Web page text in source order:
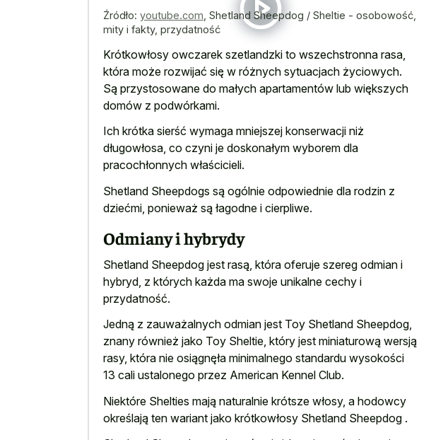
Źródło: youtube.com Shetland Sheepdog / Sheltie - osobowość,
mity i fakty, przydatność
Krótkowłosy owczarek szetlandzki to wszechstronna rasa,
która może rozwijać się w różnych sytuacjach życiowych.
Są przystosowane do małych apartamentów lub większych
domów z podwórkami.
Ich krótka sierść wymaga mniejszej konserwacji niż
długowłosa, co czyni je doskonałym wyborem dla
pracochłonnych właścicieli.
Shetland Sheepdogs są ogólnie odpowiednie dla rodzin z
dziećmi, ponieważ są łagodne i cierpliwe.
Odmiany i hybrydy
Shetland Sheepdog jest rasą, która oferuje szereg odmian i
hybryd, z których każda ma swoje unikalne cechy i
przydatność.
Jedną z zauważalnych odmian jest Toy Shetland Sheepdog,
znany również jako Toy Sheltie, który jest miniaturową wersją
rasy, która nie osiągnęła minimalnego standardu wysokości
13 cali ustalonego przez American Kennel Club.
Niektóre Shelties mają naturalnie krótsze włosy, a hodowcy
określają ten wariant jako krótkowłosy Shetland Sheepdog .